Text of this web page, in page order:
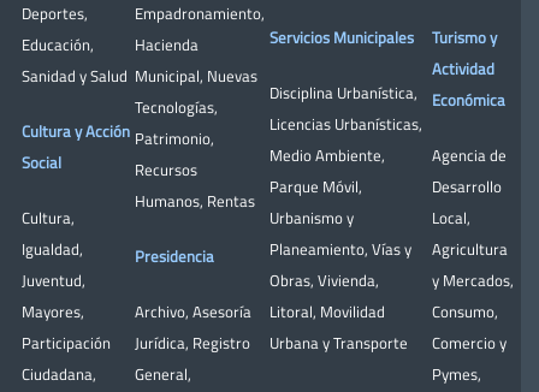
Deportes,
Educación,
Sanidad y Salud
Cultura y Acción
Social
Cultura,
Igualdad,
Juventud,
Mayores,
Participación
Ciudadana,
Empadronamiento,
Hacienda
Municipal, Nuevas
Tecnologías,
Patrimonio,
Recursos
Humanos, Rentas
Presidencia
Archivo, Asesoría
Jurídica, Registro
General,
Servicios Municipales
Disciplina Urbanística,
Licencias Urbanísticas,
Medio Ambiente,
Parque Móvil,
Urbanismo y
Planeamiento, Vías y
Obras, Vivienda,
Litoral, Movilidad
Urbana y Transporte
Turismo y
Actividad
Económica
Agencia de
Desarrollo
Local,
Agricultura
y Mercados,
Consumo,
Comercio y
Pymes,